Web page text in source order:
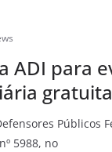
ADI para
gratuita
Públicos
5988, no